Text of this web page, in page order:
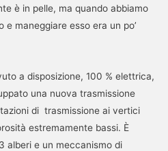
è in pelle, ma quando abbiamo
maneggiare esso era un po’
a disposizione, 100 % elettrica,
una nuova trasmissione
di trasmissione ai vertici
estremamente bassi. È
alberi e un meccanismo di